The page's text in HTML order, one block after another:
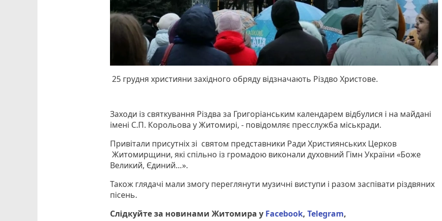
25 грудня християни західного обряду відзначають Різдво Христове.
Заходи із святкування Різдва за Григоріанським календарем відбулися і на майдані
імені С.П. Корольова у Житомирі, - повідомляє пресслужба міськради.
Привітали присутніх зі святом представники Ради Християнських Церков
Житомирщини, які спільно із громадою виконали духовний Гімн України «Боже
Великий, Єдиний…».
Також глядачі мали змогу переглянути музичні виступи і разом заспівати різдвяних
пісень.
Слідкуйте за новинами Житомира у Facebook,Telegram,